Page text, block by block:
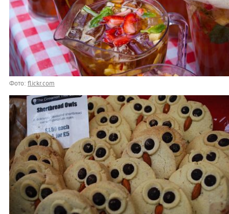
Фото: flickr.com